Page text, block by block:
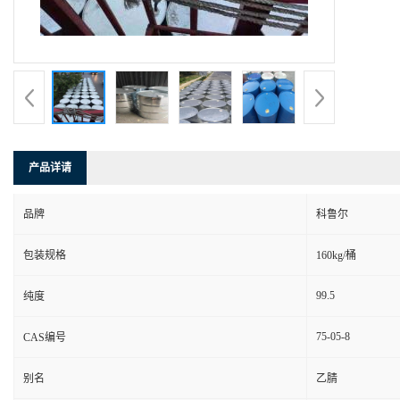
产品详请
品牌 科鲁尔
包装规格 160kg/桶
纯度 99.5
CAS编号 75-05-8
别名 乙腈